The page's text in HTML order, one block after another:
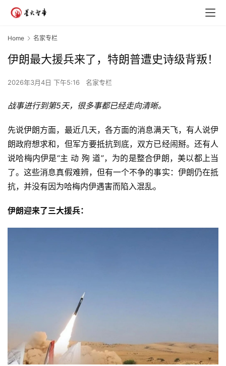
Home 名家专栏
伊朗最大援兵来了，特朗普遭史诗级背叛！
2026年3月4日 下午5:16 名家专栏
战事进行到第5天，很多事都已经走向清晰。
先说伊朗方面，最近几天，各方面的消息满天飞，有人说伊
朗政府想求和，但军方要抵抗到底，双方已经闹掰。还有人
说哈梅内伊是“主 动 殉 道”，为的是整合伊朗，美以都上当
了。这些消息真假难辨，但有一个不争的事实：伊朗仍在抵
抗，并没有因为哈梅内伊遇害而陷入混乱。
伊朗迎来了三大援兵：